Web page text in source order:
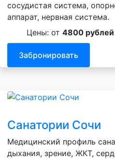
сосудистая система,
аппарат, нервная система.
Цены: от 4800 рублей
Забронировать
Санатории Сочи
Медицинский профиль
дыхания, зрение, ЖКТ,